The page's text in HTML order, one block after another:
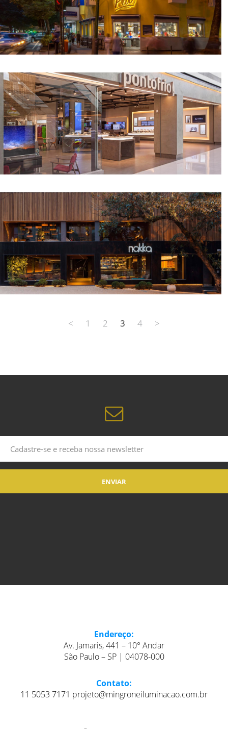
< 1 2 3 4 >
Endereço:
Av. Jamaris, 441 – 10° Andar
São Paulo – SP | 04078-000
Contato:
11 5053 7171 projeto@mingroneiluminacao.com.br